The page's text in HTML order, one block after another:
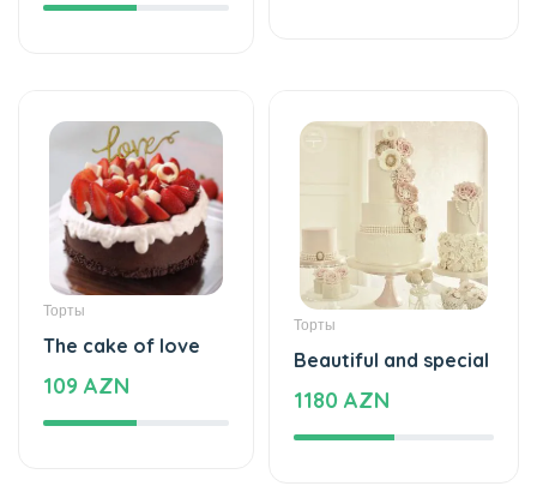
Торты
The cake of love
109 AZN
Торты
Beautiful and special
1180 AZN